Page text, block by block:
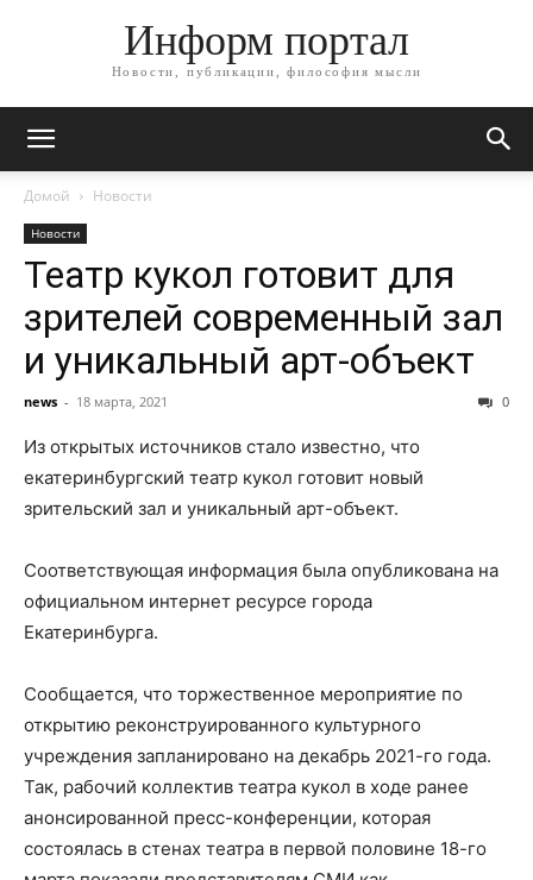
Информ портал
Новости, публикации, философия мысли
Домой Новости
Новости
Театр кукол готовит для
зрителей современный зал
и уникальный арт-объект
news - 18 марта, 2021 0
Из открытых источников стало известно, что
екатеринбургский театр кукол готовит новый
зрительский зал и уникальный арт-объект.
Соответствующая информация была опубликована на
официальном интернет ресурсе города
Екатеринбурга.
Сообщается, что торжественное мероприятие по
открытию реконструированного культурного
учреждения запланировано на декабрь 2021-го года.
Так, рабочий коллектив театра кукол в ходе ранее
анонсированной пресс-конференции, которая
состоялась в стенах театра в первой половине 18-го